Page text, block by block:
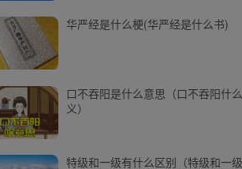
华严经是什么梗(华严经是什么书)
口不吞阳是什么意思（口不吞阳什
义）
特级和一级有什么区别（特级和一